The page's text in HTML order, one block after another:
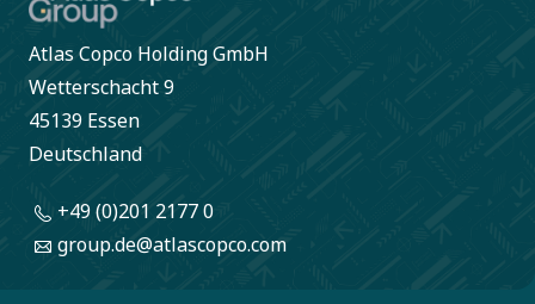
Atlas Copco Holding GmbH
Wetterschacht 9
45139 Essen
Deutschland
+49 (0)201 2177 0
group.de@atlascopco.com